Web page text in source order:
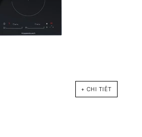
+ CHI TIÊT